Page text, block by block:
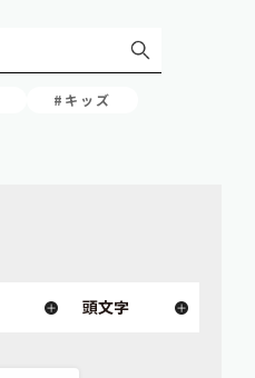
#キッズ
頭文字